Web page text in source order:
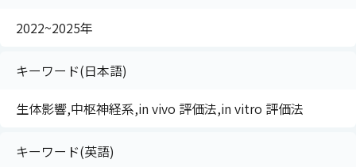
2022~2025年
キーワード(日本語)
生体影響,中枢神経系,in vivo 評価法,in vitro 評価法
キーワード(英語)